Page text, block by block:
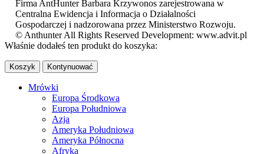
Firma AntHunter Barbara Krzywonos zarejestrowana w
Centralna Ewidencja i Informacja o Działalności
Gospodarczej i nadzorowana przez Ministerstwo Rozwoju.
© Anthunter All Rights Reserved Development: www.advit.pl
Właśnie dodałeś ten produkt do koszyka:
Koszyk Kontynuować
Mrówki
Europa Środkowa
Europa Południowa
Azja
Ameryka Południowa
Ameryka Północna
Afryka